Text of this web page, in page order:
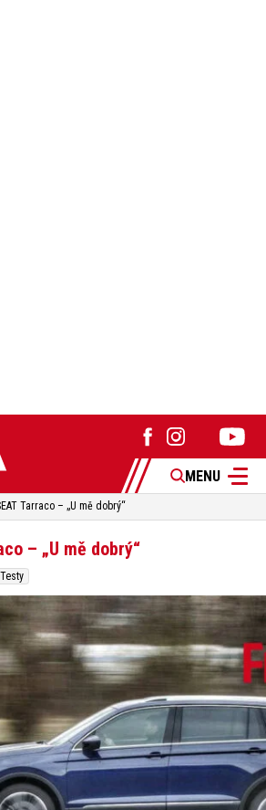
MENU
Tarraco – „U mě dobrý“
– „U mě dobrý“
Testy